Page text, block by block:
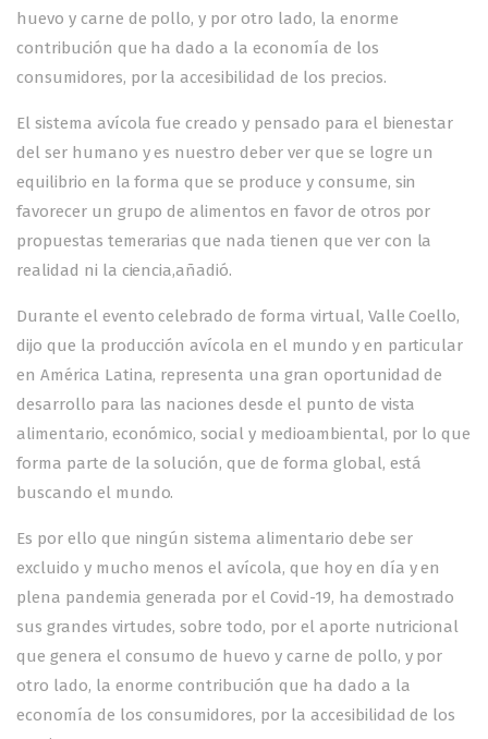
huevo y carne de pollo, y por otro lado, la enorme
contribución que ha dado a la economía de los
consumidores, por la accesibilidad de los precios.
El sistema avícola fue creado y pensado para el bienestar
del ser humano y es nuestro deber ver que se logre un
equilibrio en la forma que se produce y consume, sin
favorecer un grupo de alimentos en favor de otros por
propuestas temerarias que nada tienen que ver con la
realidad ni la ciencia,añadió.
Durante el evento celebrado de forma virtual, Valle Coello,
dijo que la producción avícola en el mundo y en particular
en América Latina, representa una gran oportunidad de
desarrollo para las naciones desde el punto de vista
alimentario, económico, social y medioambiental, por lo que
forma parte de la solución, que de forma global, está
buscando el mundo.
Es por ello que ningún sistema alimentario debe ser
excluido y mucho menos el avícola, que hoy en día y en
plena pandemia generada por el Covid-19, ha demostrado
sus grandes virtudes, sobre todo, por el aporte nutricional
que genera el consumo de huevo y carne de pollo, y por
otro lado, la enorme contribución que ha dado a la
economía de los consumidores, por la accesibilidad de los